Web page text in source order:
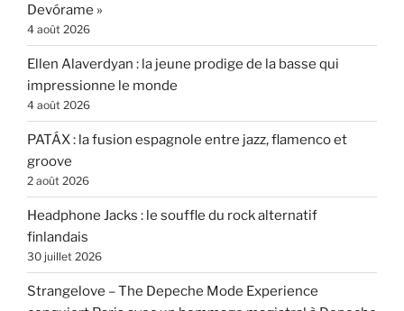
Devórame »
4 août 2026
Ellen Alaverdyan : la jeune prodige de la basse qui
impressionne le monde
4 août 2026
PATÁX : la fusion espagnole entre jazz, flamenco et
groove
2 août 2026
Headphone Jacks : le souffle du rock alternatif
finlandais
30 juillet 2026
Strangelove – The Depeche Mode Experience